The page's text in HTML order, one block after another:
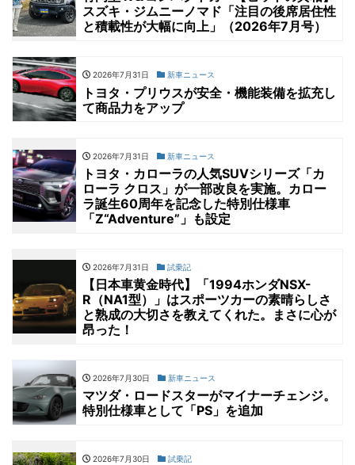
スズキ・ジムニーノマド「注目の後席居住性
と積載性が大幅に向上」（2026年7月号）
2026年7月31日 新車ニュース
トヨタ・プリウスが安全・機能装備を拡充し
て商品力をアップ
2026年7月31日 新車ニュース
トヨタ・カローラの人気SUVシリーズ「カ
ローラ クロス」が一部改良を実施。カロー
ラ誕生60周年を記念した特別仕様車
「Z“Adventure”」も設定
2026年7月31日 試乗記
【日本車黄金時代】「1994ホンダNSX-
R（NA1型）」はスポーツカーの素晴らしさ
と熟成の大切さを教えてくれた。まさに心が
昂った！
2026年7月30日 新車ニュース
マツダ・ロードスターがマイナーチェンジ。
特別仕様車として「PS」を追加
2026年7月30日 試乗記